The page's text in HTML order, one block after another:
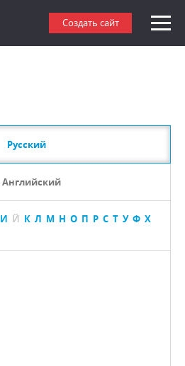
Создать сайт
Русский
Английский
И Й К Л М Н О П Р С Т У Ф Х